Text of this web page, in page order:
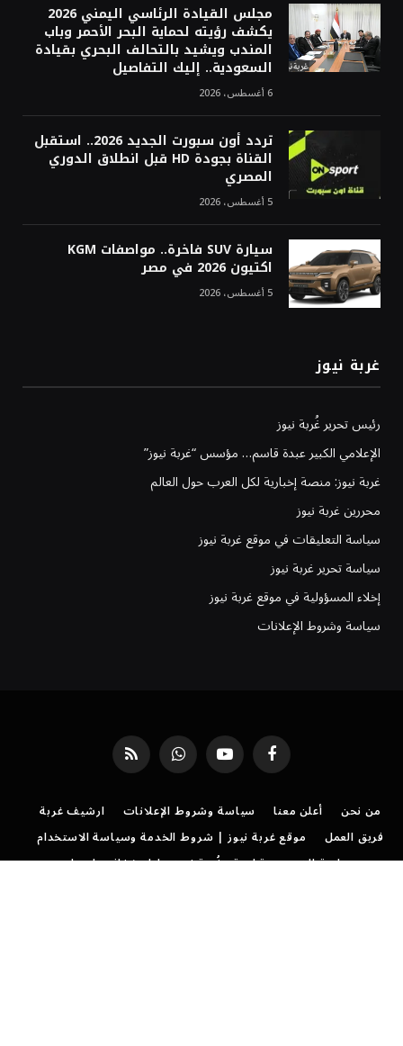
مجلس القيادة الرئاسي اليمني 2026
يكشف رؤيته لحماية البحر الأحمر وباب
المندب ويشيد بالتحالف البحري بقيادة
السعودية.. إليك التفاصيل
6 أغسطس، 2026
تردد أون سبورت الجديد 2026.. استقبل
القناة بجودة HD قبل انطلاق الدوري
المصري
5 أغسطس، 2026
سيارة SUV فاخرة.. مواصفات KGM
اكتيون 2026 في مصر
5 أغسطس، 2026
غربة نيوز
رئيس تحرير غُربة نيوز
الإعلامي الكبير عبدة قاسم… مؤسس “غربة نيوز”
غربة نيوز: منصة إخبارية لكل العرب حول العالم
محررين غربة نيوز
سياسة التعليقات في موقع غربة نيوز
سياسة تحرير غربة نيوز
إخلاء المسؤولية في موقع غربة نيوز
سياسة وشروط الإعلانات
فيسبوك يوتيوب واتساب RSS
من نحن أعلن معنا سياسة وشروط الإعلانات
ارشيف غربة
فريق العمل
موقع غربة نيوز | شروط الخدمة وسياسة الاستخدام
سياسة الخصوصية لموقع غُربة نيوز: دليل شفافيتنا معك